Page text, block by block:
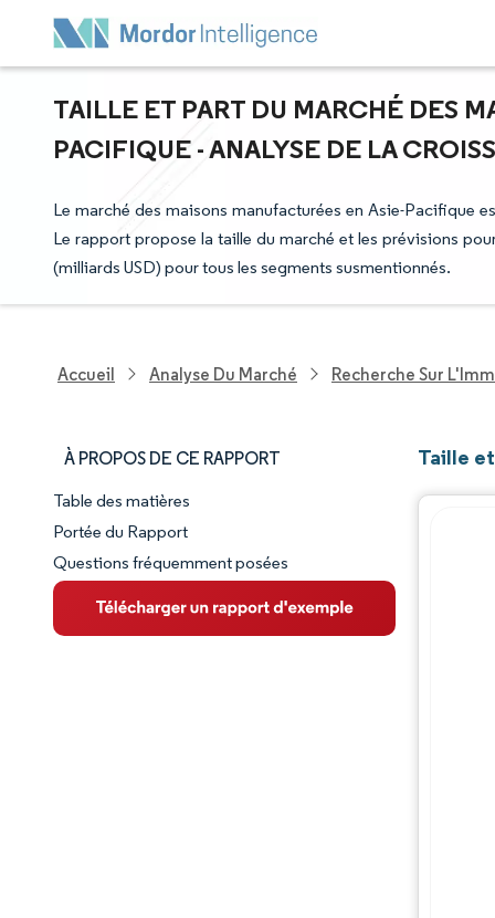
TAILLE ET PART DU MARCHÉ DES
PACIFIQUE - ANALYSE DE LA
Le marché des maisons manufacturées en Asie-Pacifique
Le rapport propose la taille du marché et les prévisions
(milliards USD) pour tous les segments susmentionnés.
Accueil Analyse Du Marché Recherche Sur
À PROPOS DE CE RAPPORT
Aperçu du marché
VUE D’ENSEMBLE DU MARCHÉ
Principales tendances du marché
Table des matières
Portée du Rapport
Questions fréquemment posées
Taille